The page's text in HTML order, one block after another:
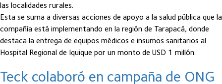
las localidades rurales.
Esta se suma a diversas acciones de apoyo a la salud pública que la
compañía está implementando en la región de Tarapacá, donde
destaca la entrega de equipos médicos e insumos sanitarios al
Hospital Regional de Iquique por un monto de USD 1 millón.
Teck colaboró en campaña de ONG